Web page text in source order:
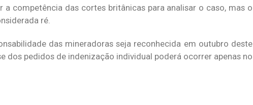
competência das cortes britânicas para analisar o caso, mas o
ré.
das mineradoras seja reconhecida em outubro deste
dos pedidos de indenização individual poderá ocorrer apenas no